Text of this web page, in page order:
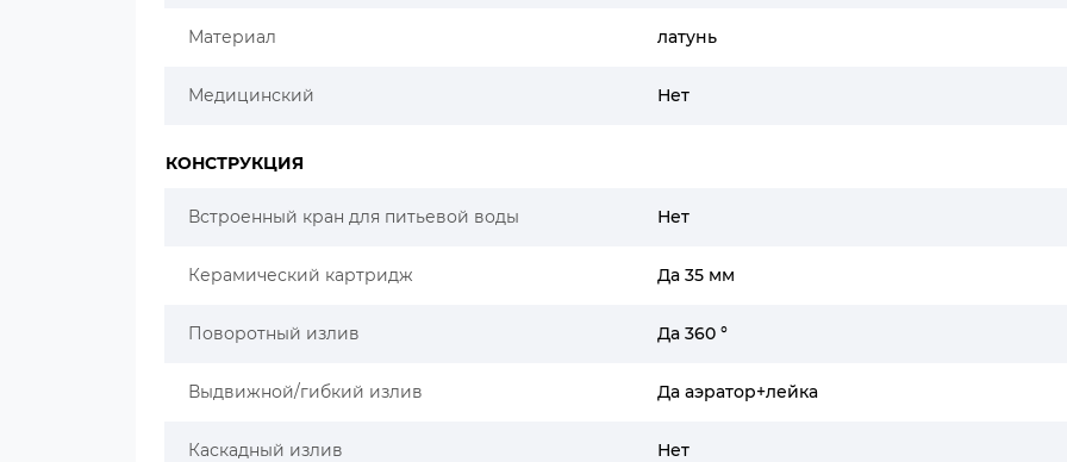
Материал латунь
Медицинский Нет
КОНСТРУКЦИЯ
Встроенный кран для питьевой воды Нет
Керамический картридж Да 35 мм
Поворотный излив Да 360 °
Выдвижной/гибкий излив Да аэратор+лейка
Каскадный излив Нет